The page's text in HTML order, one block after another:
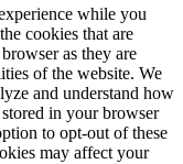
while you
cookies that are
as they are
of the website. We
and understand how
in your browser
to opt-out of these
may affect your